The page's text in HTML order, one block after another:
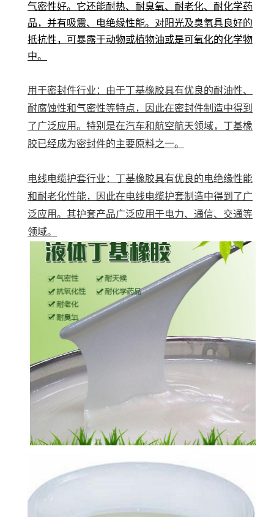
气密性好。它还能耐热、耐臭氧、耐老化、耐化学药
品，并有吸震、电绝缘性能。对阳光及臭氧具良好的
抵抗性，可暴露于动物或植物油或是可氧化的化学物
中。
用于密封件行业：由于丁基橡胶具有优良的耐油性、
耐腐蚀性和气密性等特点，因此在密封件制造中得到
了广泛应用。特别是在汽车和航空航天领域，丁基橡
胶已经成为密封件的主要原料之一。
电线电缆护套行业：丁基橡胶具有优良的电绝缘性能
和耐老化性能，因此在电线电缆护套制造中得到了广
泛应用。其护套产品广泛应用于电力、通信、交通等
领域。